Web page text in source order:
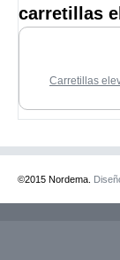
carretillas
Carretillas
©2015 Nordema.